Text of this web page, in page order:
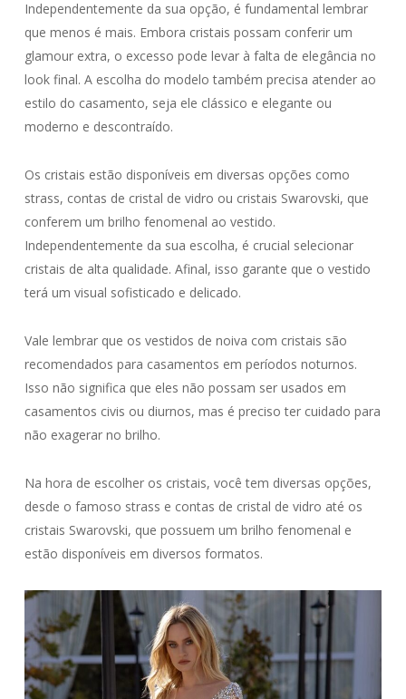
Independentemente da sua opção, é fundamental lembrar
que menos é mais. Embora cristais possam conferir um
glamour extra, o excesso pode levar à falta de elegância no
look final. A escolha do modelo também precisa atender ao
estilo do casamento, seja ele clássico e elegante ou
moderno e descontraído.
Os cristais estão disponíveis em diversas opções como
strass, contas de cristal de vidro ou cristais Swarovski, que
conferem um brilho fenomenal ao vestido.
Independentemente da sua escolha, é crucial selecionar
cristais de alta qualidade. Afinal, isso garante que o vestido
terá um visual sofisticado e delicado.
Vale lembrar que os vestidos de noiva com cristais são
recomendados para casamentos em períodos noturnos.
Isso não significa que eles não possam ser usados em
casamentos civis ou diurnos, mas é preciso ter cuidado para
não exagerar no brilho.
Na hora de escolher os cristais, você tem diversas opções,
desde o famoso strass e contas de cristal de vidro até os
cristais Swarovski, que possuem um brilho fenomenal e
estão disponíveis em diversos formatos.